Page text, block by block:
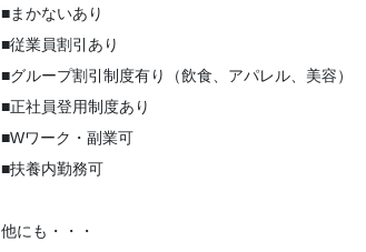
■まかないあり
■従業員割引あり
■グループ割引制度有り（飲食、アパレル、美容）
■正社員登用制度あり
■Wワーク・副業可
■扶養内勤務可
他にも・・・